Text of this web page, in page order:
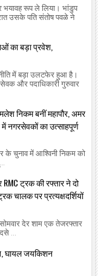
रूप ले लिया। भांडुप
रात उसके पति संतोष पवळे ने
का बड़ा प्रवेश,
में बड़ा उलटफेर हुआ है।
और पदाधिकारी गुरुवार
निकम बनीं महापौर, अमर
में नगरसेवकों का उत्साहपूर्ण
के चुनाव में आश्विनी निकम को
ट्रक की रफ्तार ने दो
चालक पर प्रत्यक्षदर्शियों
देर शाम एक तेजरफ्तार
...
घायल जयकिशन